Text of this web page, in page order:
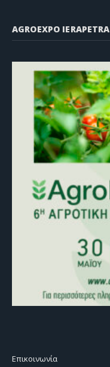
AGROEXPO IERAPETRA
Επικοινωνία